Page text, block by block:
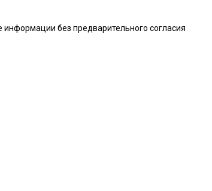
без предварительного согласия